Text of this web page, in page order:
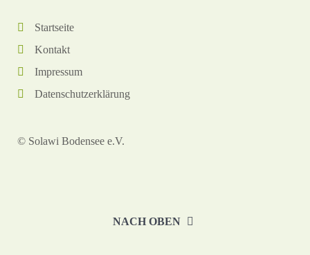
Startseite
Kontakt
Impressum
Datenschutzerklärung
© Solawi Bodensee e.V.
NACH OBEN